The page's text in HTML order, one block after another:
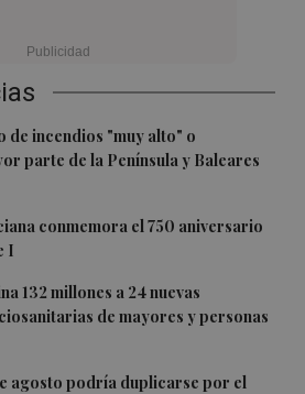
de incendios "muy alto" o
parte de la Península y Baleares
conmemora el 750 aniversario
I
132 millones a 24 nuevas
de mayores y personas
agosto podría duplicarse por el